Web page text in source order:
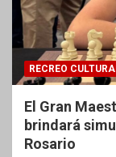
RECREO
El Gran
brindará
Rosario